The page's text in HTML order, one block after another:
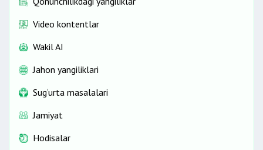
Video kontentlar
Wakil AI
Jahon yangiliklari
Sug‘urta masalalari
Jamiyat
Hodisalar